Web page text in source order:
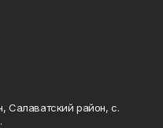
Салаватский район, с.